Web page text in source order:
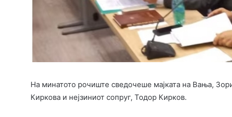
На минатото рочиште сведочеше мајката на Вања,
Киркова и нејзиниот сопруг, Тодор Кирков.